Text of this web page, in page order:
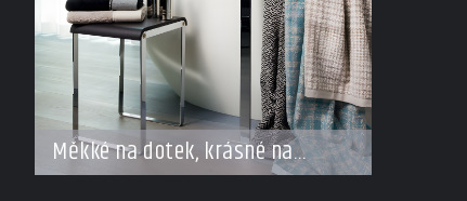
Měkké na dotek, krásné na
pohled